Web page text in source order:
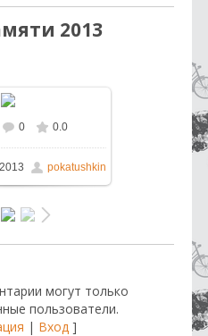
2013
размере 1600x1200
0 0.0
pokatushkin
могут только
пользователи.
| Вход]